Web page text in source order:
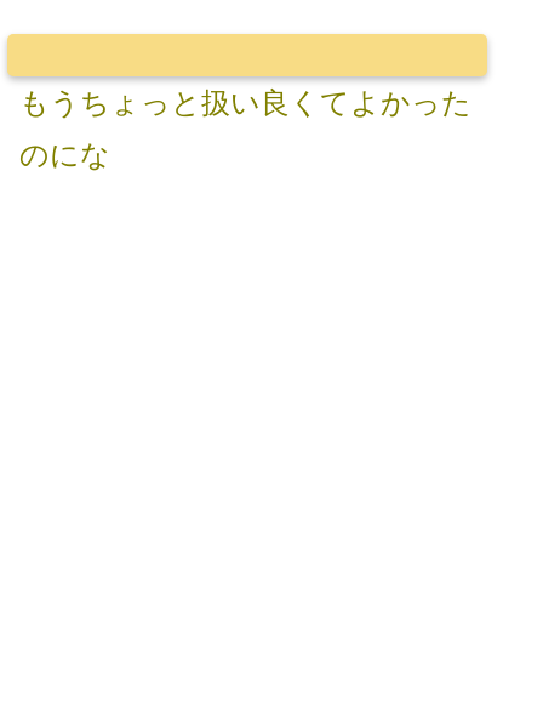
もうちょっと扱い良くてよかった
のにな